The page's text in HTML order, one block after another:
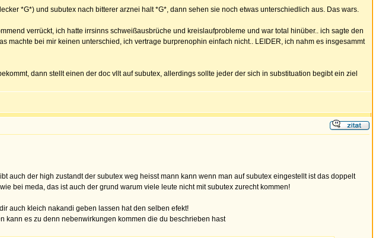
*G*) und subutex nach bitterer arznei halt *G*, dann sehen sie noch etwas unterschiedlich aus. Das wars.
verrückt, ich hatte irrsinns schweißausbrüche und kreislaufprobleme und war total hinüber.. ich sagte den
machte bei mir keinen unterschied, ich vertrage burprenophin einfach nicht.. LEIDER, ich nahm es insgesammt
dann stellt einen der doc vllt auf subutex, allerdings sollte jeder der sich in substituation begibt ein ziel
auch der high zustandt der subutex weg heisst mann kann wenn man auf subutex eingestellt ist das doppelt
bei meda, das ist auch der grund warum viele leute nicht mit subutex zurecht kommen!
auch kleich nakandi geben lassen hat den selben efekt!
kann es zu denn nebenwirkungen kommen die du beschrieben hast